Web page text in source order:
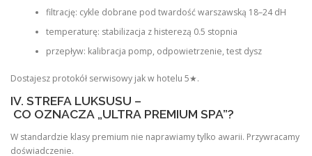
filtrację: cykle dobrane pod twardość warszawską 18–24 dH
temperaturę: stabilizacja z histerezą 0.5 stopnia
przepływ: kalibracja pomp, odpowietrzenie, test dysz
Dostajesz protokół serwisowy jak w hotelu 5★.
IV. STREFA LUKSUSU –
CO OZNACZA „ULTRA PREMIUM SPA”?
W standardzie klasy premium nie naprawiamy tylko awarii. Przywracamy
doświadczenie.